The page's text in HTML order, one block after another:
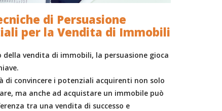
di Persuasione
per la Vendita di Immobili
della vendita di immobili, la persuasione gioca
di convincere i potenziali acquirenti non solo
ma anche ad acquistare un immobile può
tra una vendita di successo e